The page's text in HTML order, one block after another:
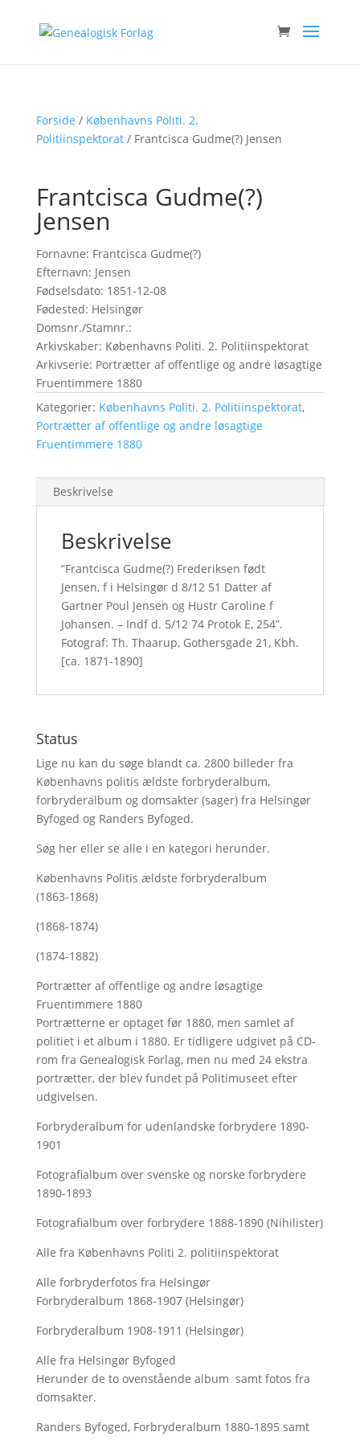
Forside / Københavns Politi. 2.
Politiinspektorat/ Frantcisca Gudme(?) Jensen
Frantcisca Gudme(?)
Jensen
Fornavne: Frantcisca Gudme(?)
Efternavn: Jensen
Fødselsdato: 1851-12-08
Fødested: Helsingør
Domsnr./Stamnr.:
Arkivskaber: Københavns Politi. 2. Politiinspektorat
Arkivserie: Portrætter af offentlige og andre løsagtige
Fruentimmere 1880
Kategorier: Københavns Politi. 2. Politiinspektorat,
Portrætter af offentlige og andre løsagtige
Fruentimmere 1880
Beskrivelse
Beskrivelse
“Frantcisca Gudme(?) Frederiksen født
Jensen, f i Helsingør d 8/12 51 Datter af
Gartner Poul Jensen og Hustr Caroline f
Johansen. – Indf d. 5/12 74 Protok E, 254”.
Fotograf: Th. Thaarup, Gothersgade 21, Kbh.
[ca. 1871-1890]
Status
Lige nu kan du søge blandt ca. 2800 billeder fra
Københavns politis ældste forbryderalbum,
forbryderalbum og domsakter (sager) fra Helsingør
Byfoged og Randers Byfoged.
Søg hereller se alle i en kategori herunder.
Københavns Politis ældste forbryderalbum
(1863-1868)
(1868-1874)
(1874-1882)
Portrætter af offentlige og andre løsagtige
Fruentimmere 1880
Portrætterne er optaget før 1880, men samlet af
politiet i et album i 1880. Er tidligere udgivet på CD-
rom fra Genealogisk Forlag, men nu med 24 ekstra
portrætter, der blev fundet på Politimuseet efter
udgivelsen.
Forbryderalbum for udenlandske forbrydere 1890-
1901
Fotografialbum over svenske og norske forbrydere
1890-1893
Fotografialbum over forbrydere 1888-1890 (Nihilister)
Alle fra Københavns Politi 2. politiinspektorat
Alle forbryderfotos fra Helsingør
Forbryderalbum 1868-1907 (Helsingør)
Forbryderalbum 1908-1911 (Helsingør)
Alle fra Helsingør Byfoged
Herunder de to ovenstående album samt fotos fra
domsakter.
Randers Byfoged, Forbryderalbum 1880-1895 samt